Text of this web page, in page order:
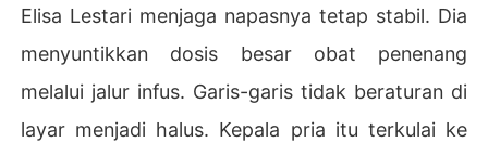
Elisa Lestari menjaga napasnya tetap stabil. Dia
menyuntikkan dosis besar obat penenang
melalui jalur infus. Garis-garis tidak beraturan di
layar menjadi halus. Kepala pria itu terkulai ke